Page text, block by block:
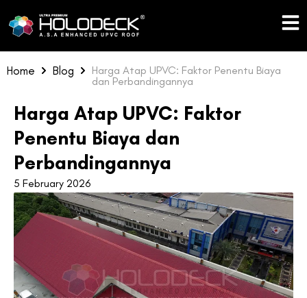
to
Home
Blog
Harga Atap UPVC: Faktor Penentu Biaya
dan Perbandingannya
Harga Atap UPVC: Faktor
Penentu Biaya dan
Perbandingannya
5 February 2026